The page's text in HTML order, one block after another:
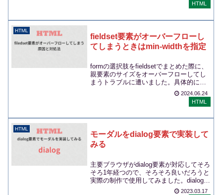
HTML
HTML
fieldset要素がオーバーフローし
てしまうときはmin-widthを指定
formの選択肢をfieldsetでまとめた際に、
親要素のサイズをオーバーフローしてし
まうトラブルに遭いました。具体的に
は、下のようなオーバーフローするfiel...
2024.06.24
HTML
HTML
モーダルをdialog要素で実装して
みる
主要ブラウザがdialog要素が対応してそろ
そろ1年経つので、そろそろ良いだろうと
実際の制作で使用してみました。dialog要
素を使用することによって得られるメ...
2023.03.17